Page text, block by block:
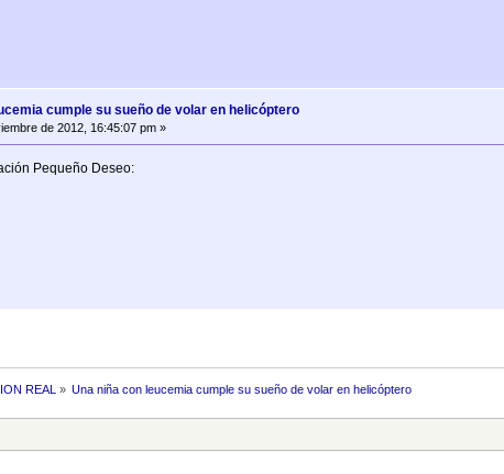
cumple su sueño de volar en helicóptero
de 2012, 16:45:07 pm »
Pequeño Deseo:
REAL » Una niña con leucemia cumple su sueño de volar en helicóptero